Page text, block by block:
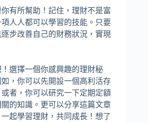
有所幫助！記住，理財不是富
人人都可以學習的技能。只要
步改善自己的財務狀況，實現
選擇一個你感興趣的理財秘
，你可以先開設一個高利活存
者，你可以研究一下定期定額
的知識。更可以分享這篇文章
起學習理財，共同成長！想了